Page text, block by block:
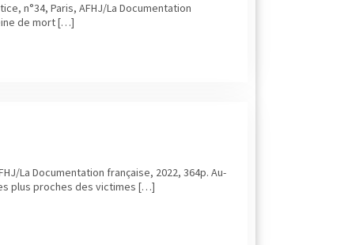
n°34, Paris, AFHJ/La Documentation
de mort […]
La Documentation française, 2022, 364p. Au-
plus proches des victimes […]